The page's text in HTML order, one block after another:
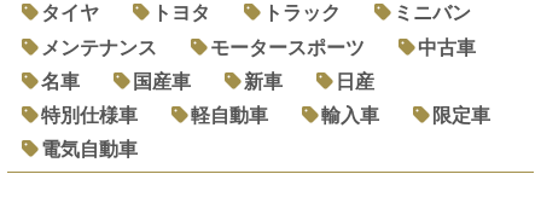
タイヤ
トヨタ トラック
ミニバン
メンテナンス
モータースポーツ
中古車
名車
国産車 新車
日産
特別仕様車
軽自動車 輸入車
限定車
電気自動車